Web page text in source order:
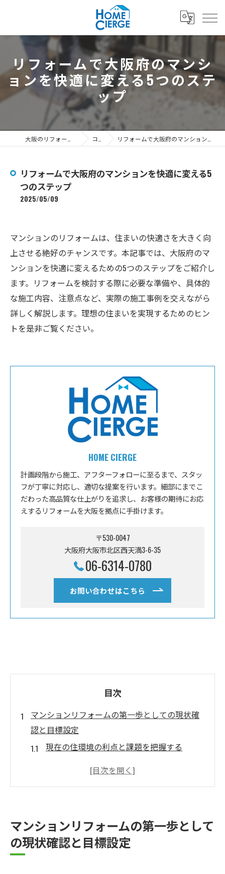
リフォームで大阪府のマンシ
ョンを快適に変える5つのステ
ップ
コラム リフォームで大阪府のマンションを快適に変える5つのステップ
リフォームで大阪府のマンションを快適に変える5
つのステップ
2025/05/09
マンションのリフォームは、住まいの快適さを大きく向
上させる絶好のチャンスです。本記事では、大阪府のマ
ンションを快適に変えるための5つのステップをご紹介し
ます。リフォームを検討する際に必要な準備や、具体的
な施工内容、注意点など、実際の施工事例を交えながら
詳しく解説します。理想の住まいを実現するためのヒン
トを是非ご覧ください。
HOME CIERGE
計画段階から施工、アフターフォローに至るまで、スタッ
フが丁寧に対応し、適切な提案を行います。細部にまでこ
だわった高品質な仕上がりを追求し、お客様の期待にお応
えするリフォームを大阪を拠点に手掛けます。
〒530-0047
大阪府大阪市北区西天満3-6-35
06-6314-0780
お問い合わせはこちら
目次
マンションリフォームの第一歩としての現状確
認と目標設定
現在の住環境の利点と課題を把握する
理想の住まい像を具体的に描く
実現可能なリフォームスケジュールを組む
大阪府ならではのリフォームポイントと地域に
マンションリフォームの第一歩として
の現状確認と目標設定